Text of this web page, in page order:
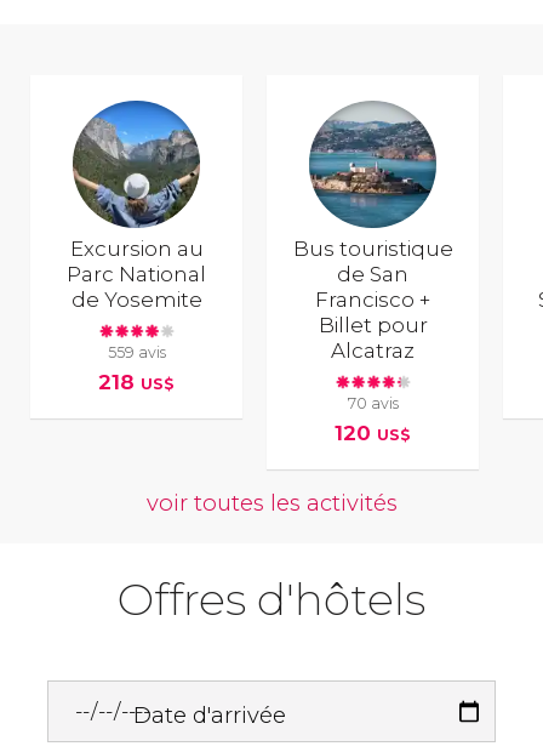
Excursion au
Parc National
de Yosemite
559 avis
218 US$
Bus touristique
de San
Francisco +
Billet pour
Alcatraz
70 avis
120 US$
voir toutes les activités
Offres d'hôtels
Date d'arrivée